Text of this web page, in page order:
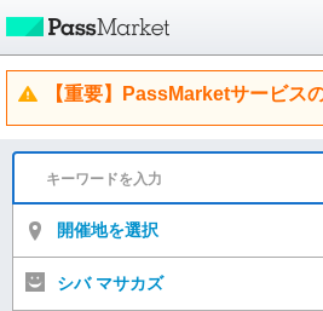
【重要】PassMarketサービス
開催地を選択
シバ マサカズ